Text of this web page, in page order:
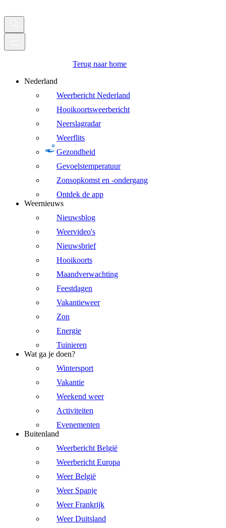
Terug naar home
Nederland
Weerbericht Nederland
Hooikoortsweerbericht
Neerslagradar
Weerflits
Gezondheid
Gevoelstemperatuur
Zonsopkomst en -ondergang
Ontdek de app
Weernieuws
Nieuwsblog
Weervideo's
Nieuwsbrief
Hooikoorts
Maandverwachting
Feestdagen
Vakantieweer
Zon
Energie
Tuinieren
Wat ga je doen?
Wintersport
Vakantie
Weekend weer
Activiteiten
Evenementen
Buitenland
Weerbericht België
Weerbericht Europa
Weer België
Weer Spanje
Weer Frankrijk
Weer Duitsland